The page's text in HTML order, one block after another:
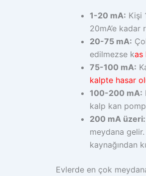
1-20 mA: Kişi
20mA’e
20-75 mA:
edilmezse kas
75-100 mA:
kalpte hasar
100-200 mA:
kalp kan
200 mA üzeri:
meydana gelir.
kaynağından
Evlerde en çok